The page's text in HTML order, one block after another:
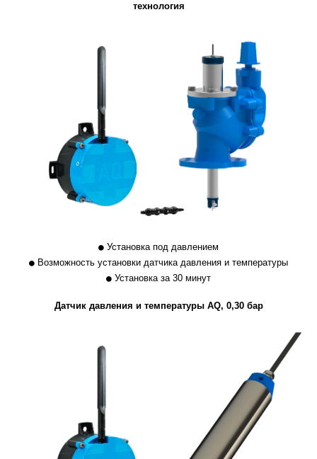
технология
Установка под давлением
Возможность установки датчика давления и температуры
Установка за 30 минут
Датчик давления и температуры AQ, 0,30 бар